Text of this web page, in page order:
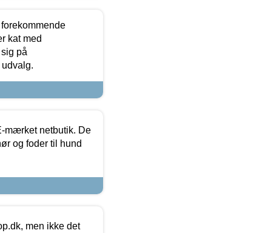
kat med
på
mærket netbutik. De
og foder til hund
men ikke det